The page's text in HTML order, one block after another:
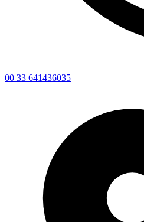
00 33 641436035